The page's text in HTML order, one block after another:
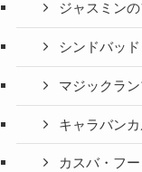
ジャスミン
シンドバッ
マジックラ
キャラバン
カスバ・フ